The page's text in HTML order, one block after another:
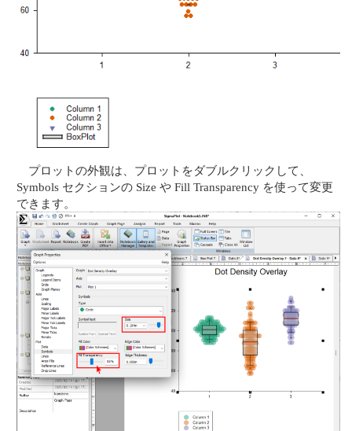
プロットの外観は、プロットをダブルクリックして、
Symbols セクションの Size や Fill Transparency を使って変更
できます。